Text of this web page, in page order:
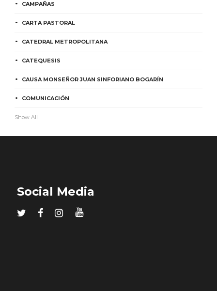
CAMPAÑAS
CARTA PASTORAL
CATEDRAL METROPOLITANA
CATEQUESIS
CAUSA MONSEÑOR JUAN SINFORIANO BOGARÍN
COMUNICACIÓN
Show All
Social Media